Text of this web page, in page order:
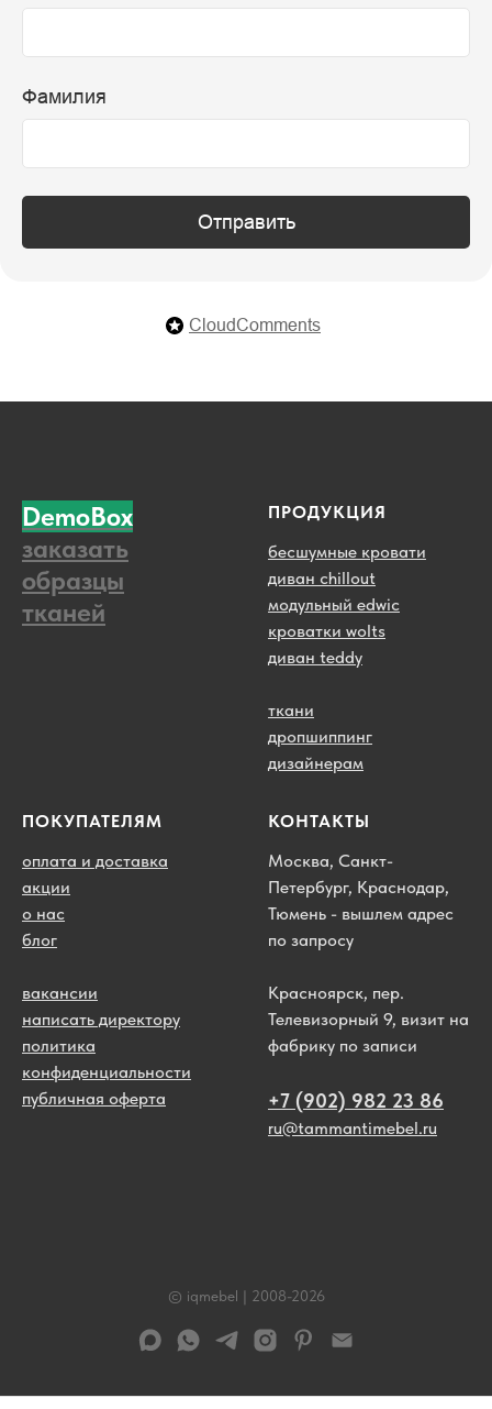
Фамилия
Отправить
CloudComments
DemoBox
заказать
образцы
тканей
ПРОДУКЦИЯ
бесшумные кровати
диван chillout
модульный edwic
кроватки wolts
диван teddy
ткани
дропшиппинг
дизайнерам
ПОКУПАТЕЛЯМ
оплата и доставка
акции
о нас
блог
вакансии
написать директору
политика
конфиденциальности
публичная оферта
КОНТАКТЫ
Москва, Санкт-
Петербург, Краснодар,
Тюмень - вышлем адрес
по запросу
Красноярск, пер.
Телевизорный 9, визит на
фабрику по записи
+7 (902) 982 23 86
ru@tammantimebel.ru
© iqmebel | 2008-2026